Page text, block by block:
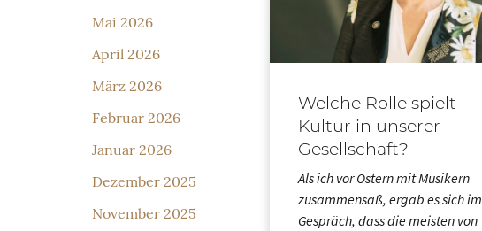
Mai 2026
April 2026
März 2026
Februar 2026
Januar 2026
Dezember 2025
November 2025
Welche Rolle spielt
Kultur in unserer
Gesellschaft?
Als ich vor Ostern mit Musikern
zusammensaß, ergab es sich im
Gespräch, dass die meisten von